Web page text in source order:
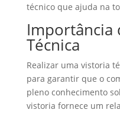
técnico que ajuda na
Importância
Técnica
Realizar uma vistoria
para garantir que o
pleno conhecimento
vistoria fornece um